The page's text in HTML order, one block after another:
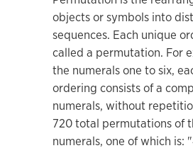
objects or symbols into
sequences. Each unique
called a permutation. For
the numerals one to six,
ordering consists of a
numerals, without
720 total permutations of
numerals, one of which is: